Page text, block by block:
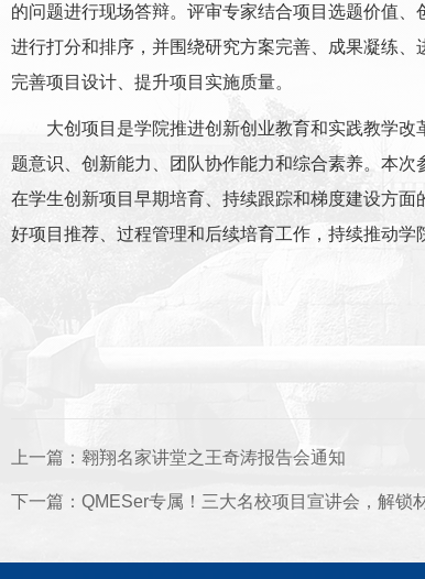
的问题进行现场答辩。评审专家结合项目选题价值
进行打分和排序，并围绕研究方案完善、成果凝练
完善项目设计、提升项目实施质量。
大创项目是学院推进创新创业教育和实践教学
题意识、创新能力、团队协作能力和综合素养。本
在学生创新项目早期培育、持续跟踪和梯度建设方
好项目推荐、过程管理和后续培育工作，持续推动学
上一篇： 翱翔名家讲堂之王奇涛报告会通知
下一篇： QMESer专属！三大名校项目宣讲会，解锁